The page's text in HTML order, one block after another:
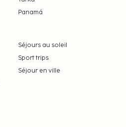
Panamá
Séjours au soleil
Sport trips
Séjour en ville